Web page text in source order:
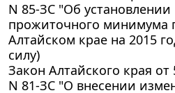
N 85-ЗС "Об
прожиточного минимума
Алтайском крае на 2015
силу)
Закон Алтайского края от
N 81-ЗС "О внесении